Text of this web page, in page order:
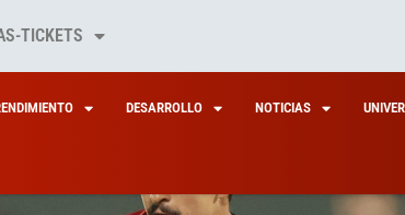
TICKETS
DESARROLLO NOTICIAS